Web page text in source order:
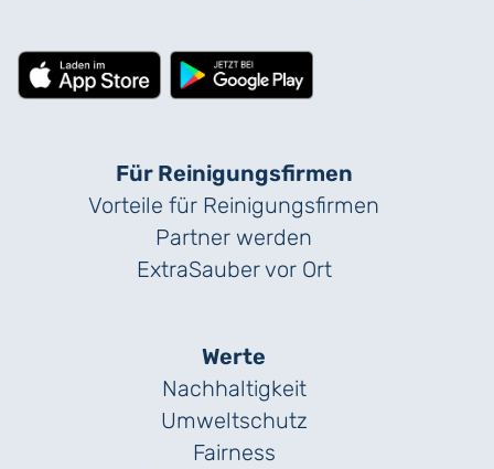
Für Reinigungs­firmen
Vorteile für Reinigungs­firmen
Partner werden
ExtraSauber vor Ort
Werte
Nachhaltigkeit
Umweltschutz
Fairness